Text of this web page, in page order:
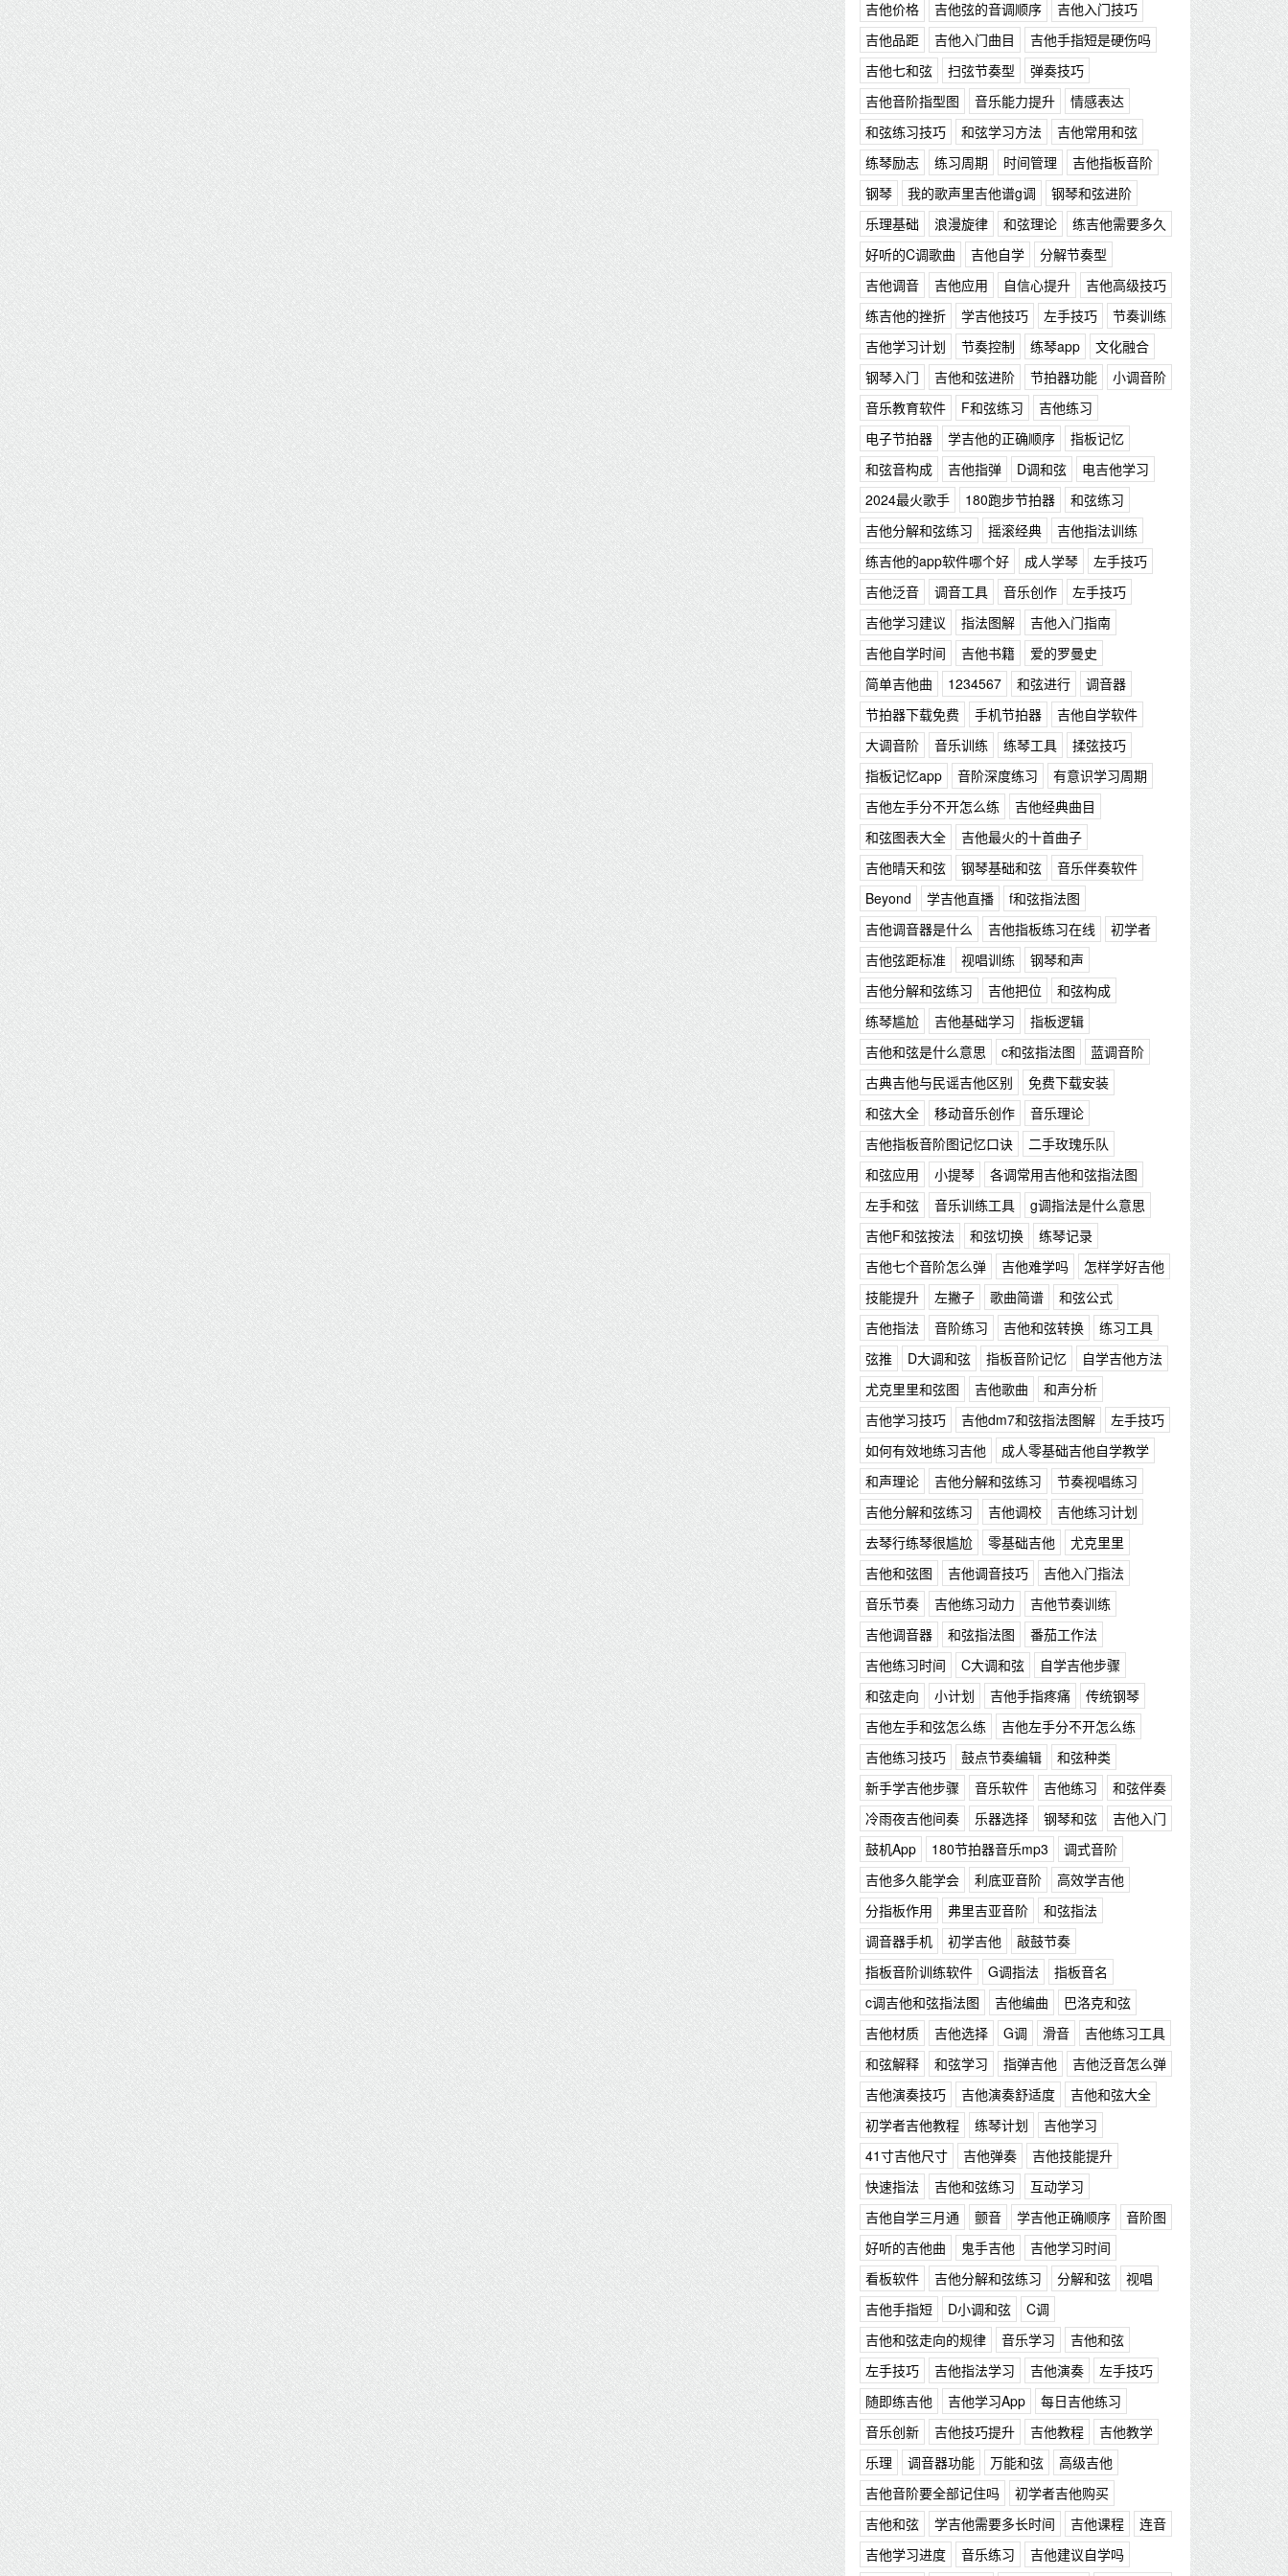
吉他价格 吉他弦的音调顺序
吉他入门技巧
吉他品距
吉他入门曲目
吉他手指短是硬伤吗
吉他七和弦
扫弦节奏型
弹奏技巧
吉他音阶指型图
音乐能力提升
情感表达
和弦练习技巧
和弦学习方法
吉他常用和弦
练琴励志
练习周期 时间管理
吉他指板音阶
钢琴
我的歌声里吉他谱g调
钢琴和弦进阶
乐理基础
浪漫旋律 和弦理论
练吉他需要多久
好听的C调歌曲
吉他自学
分解节奏型
吉他调音
吉他应用 自信心提升
吉他高级技巧
练吉他的挫折
学吉他技巧 左手技巧
节奏训练
吉他学习计划
节奏控制 练琴app
文化融合
钢琴入门
吉他和弦进阶 节拍器功能
小调音阶
音乐教育软件
F和弦练习
吉他练习
电子节拍器
学吉他的正确顺序
指板记忆
和弦音构成
吉他指弹 D调和弦
电吉他学习
2024最火歌手
180跑步节拍器
和弦练习
吉他分解和弦练习
摇滚经典
吉他指法训练
练吉他的app软件哪个好
成人学琴
左手技巧
吉他泛音
调音工具 音乐创作
左手技巧
吉他学习建议
指法图解
吉他入门指南
吉他自学时间
吉他书籍
爱的罗曼史
简单吉他曲
1234567 和弦进行
调音器
节拍器下载免费
手机节拍器
吉他自学软件
大调音阶
音乐训练 练琴工具
揉弦技巧
指板记忆app
音阶深度练习
有意识学习周期
吉他左手分不开怎么练
吉他经典曲目
和弦图表大全
吉他最火的十首曲子
吉他晴天和弦
钢琴基础和弦
音乐伴奏软件
Beyond
学吉他直播
f和弦指法图
吉他调音器是什么
吉他指板练习在线
初学者
吉他弦距标准
视唱训练
钢琴和声
吉他分解和弦练习
吉他把位
和弦构成
练琴尴尬
吉他基础学习
指板逻辑
吉他和弦是什么意思
c和弦指法图
蓝调音阶
古典吉他与民谣吉他区别
免费下载安装
和弦大全
移动音乐创作
音乐理论
吉他指板音阶图记忆口诀
二手玫瑰乐队
和弦应用
小提琴
各调常用吉他和弦指法图
左手和弦
音乐训练工具
g调指法是什么意思
吉他F和弦按法
和弦切换
练琴记录
吉他七个音阶怎么弹
吉他难学吗
怎样学好吉他
技能提升
左撇子 歌曲简谱
和弦公式
吉他指法
音阶练习 吉他和弦转换
练习工具
弦推
D大调和弦 指板音阶记忆
自学吉他方法
尤克里里和弦图
吉他歌曲
和声分析
吉他学习技巧
吉他dm7和弦指法图解
左手技巧
如何有效地练习吉他
成人零基础吉他自学教学
和声理论
吉他分解和弦练习
节奏视唱练习
吉他分解和弦练习
吉他调校
吉他练习计划
去琴行练琴很尴尬
零基础吉他
尤克里里
吉他和弦图
吉他调音技巧
吉他入门指法
音乐节奏
吉他练习动力
吉他节奏训练
吉他调音器
和弦指法图
番茄工作法
吉他练习时间
C大调和弦
自学吉他步骤
和弦走向
小计划 吉他手指疼痛
传统钢琴
吉他左手和弦怎么练
吉他左手分不开怎么练
吉他练习技巧
鼓点节奏编辑
和弦种类
新手学吉他步骤
音乐软件 吉他练习
和弦伴奏
冷雨夜吉他间奏
乐器选择 钢琴和弦
吉他入门
鼓机App
180节拍器音乐mp3
调式音阶
吉他多久能学会
利底亚音阶
高效学吉他
分指板作用
弗里吉亚音阶
和弦指法
调音器手机
初学吉他
敲鼓节奏
指板音阶训练软件
G调指法
指板音名
c调吉他和弦指法图
吉他编曲
巴洛克和弦
吉他材质
吉他选择 G调 滑音
吉他练习工具
和弦解释
和弦学习 指弹吉他
吉他泛音怎么弹
吉他演奏技巧
吉他演奏舒适度
吉他和弦大全
初学者吉他教程
练琴计划
吉他学习
41寸吉他尺寸
吉他弹奏
吉他技能提升
快速指法
吉他和弦练习
互动学习
吉他自学三月通
颤音 学吉他正确顺序
音阶图
好听的吉他曲
鬼手吉他
吉他学习时间
看板软件
吉他分解和弦练习 分解和弦
视唱
吉他手指短
D小调和弦
C调
吉他和弦走向的规律
音乐学习
吉他和弦
左手技巧
吉他指法学习 吉他演奏
左手技巧
随即练吉他
吉他学习App
每日吉他练习
音乐创新
吉他技巧提升 吉他教程
吉他教学
乐理
调音器功能 万能和弦
高级吉他
吉他音阶要全部记住吗
初学者吉他购买
吉他和弦
学吉他需要多长时间 吉他课程
连音
吉他学习进度
音乐练习
吉他建议自学吗